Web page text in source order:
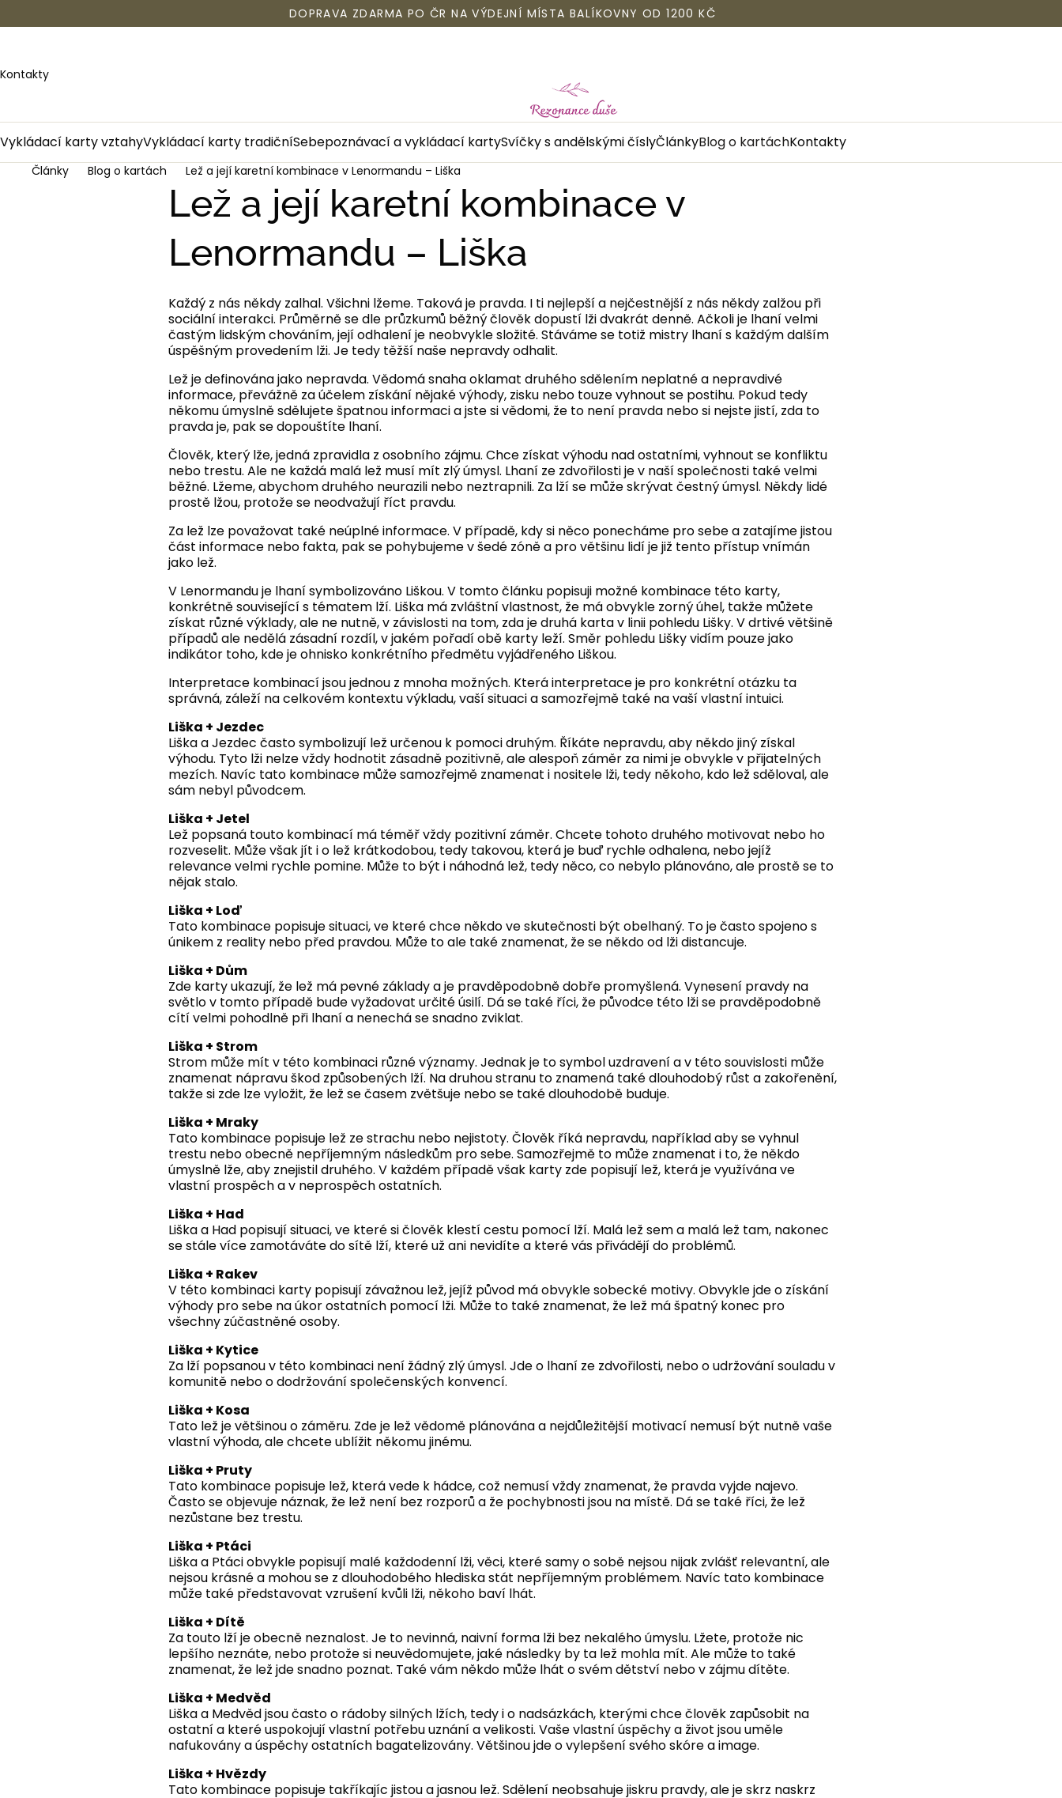
na
DOPRAVA ZDARMA PO ČR NA VÝDEJNÍ MÍSTA BALÍKOVNY OD 1200 KČ
Kontakty
Vykládací karty vztahyVykládací karty tradičníSebepoznávací a vykládací kartySvíčky s andělskými číslyČlánkyBlog o kartáchKontakty
Články Blog o kartách Lež a její karetní kombinace v Lenormandu – Liška
Lež a její karetní kombinace v
Lenormandu – Liška
Každý z nás někdy zalhal. Všichni lžeme. Taková je pravda. I ti nejlepší a nejčestnější z nás někdy zalžou při
sociální interakci. Průměrně se dle průzkumů běžný člověk dopustí lži dvakrát denně. Ačkoli je lhaní velmi
častým lidským chováním, její odhalení je neobvykle složité. Stáváme se totiž mistry lhaní s každým dalším
úspěšným provedením lži. Je tedy těžší naše nepravdy odhalit.
Lež je definována jako nepravda. Vědomá snaha oklamat druhého sdělením neplatné a nepravdivé
informace, převážně za účelem získání nějaké výhody, zisku nebo touze vyhnout se postihu. Pokud tedy
někomu úmyslně sdělujete špatnou informaci a jste si vědomi, že to není pravda nebo si nejste jistí, zda to
pravda je, pak se dopouštíte lhaní.
Člověk, který lže, jedná zpravidla z osobního zájmu. Chce získat výhodu nad ostatními, vyhnout se konfliktu
nebo trestu. Ale ne každá malá lež musí mít zlý úmysl. Lhaní ze zdvořilosti je v naší společnosti také velmi
běžné. Lžeme, abychom druhého neurazili nebo neztrapnili. Za lží se může skrývat čestný úmysl. Někdy lidé
prostě lžou, protože se neodvažují říct pravdu.
Za lež lze považovat také neúplné informace. V případě, kdy si něco ponecháme pro sebe a zatajíme jistou
část informace nebo fakta, pak se pohybujeme v šedé zóně a pro většinu lidí je již tento přístup vnímán
jako lež.
V Lenormandu je lhaní symbolizováno Liškou. V tomto článku popisuji možné kombinace této karty,
konkrétně související s tématem lží. Liška má zvláštní vlastnost, že má obvykle zorný úhel, takže můžete
získat různé výklady, ale ne nutně, v závislosti na tom, zda je druhá karta v linii pohledu Lišky. V drtivé většině
případů ale nedělá zásadní rozdíl, v jakém pořadí obě karty leží. Směr pohledu Lišky vidím pouze jako
indikátor toho, kde je ohnisko konkrétního předmětu vyjádřeného Liškou.
Interpretace kombinací jsou jednou z mnoha možných. Která interpretace je pro konkrétní otázku ta
správná, záleží na celkovém kontextu výkladu, vaší situaci a samozřejmě také na vaší vlastní intuici.
Liška + Jezdec
Liška a Jezdec často symbolizují lež určenou k pomoci druhým. Říkáte nepravdu, aby někdo jiný získal
výhodu. Tyto lži nelze vždy hodnotit zásadně pozitivně, ale alespoň záměr za nimi je obvykle v přijatelných
mezích. Navíc tato kombinace může samozřejmě znamenat i nositele lži, tedy někoho, kdo lež sděloval, ale
sám nebyl původcem.
Liška + Jetel
Lež popsaná touto kombinací má téměř vždy pozitivní záměr. Chcete tohoto druhého motivovat nebo ho
rozveselit. Může však jít i o lež krátkodobou, tedy takovou, která je buď rychle odhalena, nebo jejíž
relevance velmi rychle pomine. Může to být i náhodná lež, tedy něco, co nebylo plánováno, ale prostě se to
nějak stalo.
Liška + Loď
Tato kombinace popisuje situaci, ve které chce někdo ve skutečnosti být obelhaný. To je často spojeno s
únikem z reality nebo před pravdou. Může to ale také znamenat, že se někdo od lži distancuje.
Liška + Dům
Zde karty ukazují, že lež má pevné základy a je pravděpodobně dobře promyšlená. Vynesení pravdy na
světlo v tomto případě bude vyžadovat určité úsilí. Dá se také říci, že původce této lži se pravděpodobně
cítí velmi pohodlně při lhaní a nenechá se snadno zviklat.
Liška + Strom
Strom může mít v této kombinaci různé významy. Jednak je to symbol uzdravení a v této souvislosti může
znamenat nápravu škod způsobených lží. Na druhou stranu to znamená také dlouhodobý růst a zakořenění,
takže si zde lze vyložit, že lež se časem zvětšuje nebo se také dlouhodobě buduje.
Liška + Mraky
Tato kombinace popisuje lež ze strachu nebo nejistoty. Člověk říká nepravdu, například aby se vyhnul
trestu nebo obecně nepříjemným následkům pro sebe. Samozřejmě to může znamenat i to, že někdo
úmyslně lže, aby znejistil druhého. V každém případě však karty zde popisují lež, která je využívána ve
vlastní prospěch a v neprospěch ostatních.
Liška + Had
Liška a Had popisují situaci, ve které si člověk klestí cestu pomocí lží. Malá lež sem a malá lež tam, nakonec
se stále více zamotáváte do sítě lží, které už ani nevidíte a které vás přivádějí do problémů.
Liška + Rakev
V této kombinaci karty popisují závažnou lež, jejíž původ má obvykle sobecké motivy. Obvykle jde o získání
výhody pro sebe na úkor ostatních pomocí lži. Může to také znamenat, že lež má špatný konec pro
všechny zúčastněné osoby.
Liška + Kytice
Za lží popsanou v této kombinaci není žádný zlý úmysl. Jde o lhaní ze zdvořilosti, nebo o udržování souladu v
komunitě nebo o dodržování společenských konvencí.
Liška + Kosa
Tato lež je většinou o záměru. Zde je lež vědomě plánována a nejdůležitější motivací nemusí být nutně vaše
vlastní výhoda, ale chcete ublížit někomu jinému.
Liška + Pruty
Tato kombinace popisuje lež, která vede k hádce, což nemusí vždy znamenat, že pravda vyjde najevo.
Často se objevuje náznak, že lež není bez rozporů a že pochybnosti jsou na místě. Dá se také říci, že lež
nezůstane bez trestu.
Liška + Ptáci
Liška a Ptáci obvykle popisují malé každodenní lži, věci, které samy o sobě nejsou nijak zvlášť relevantní, ale
nejsou krásné a mohou se z dlouhodobého hlediska stát nepříjemným problémem. Navíc tato kombinace
může také představovat vzrušení kvůli lži, někoho baví lhát.
Liška + Dítě
Za touto lží je obecně neznalost. Je to nevinná, naivní forma lži bez nekalého úmyslu. Lžete, protože nic
lepšího neznáte, nebo protože si neuvědomujete, jaké následky by ta lež mohla mít. Ale může to také
znamenat, že lež jde snadno poznat. Také vám někdo může lhát o svém dětství nebo v zájmu dítěte.
Liška + Medvěd
Liška a Medvěd jsou často o rádoby silných lžích, tedy i o nadsázkách, kterými chce člověk zapůsobit na
ostatní a které uspokojují vlastní potřebu uznání a velikosti. Vaše vlastní úspěchy a život jsou uměle
nafukovány a úspěchy ostatních bagatelizovány. Většinou jde o vylepšení svého skóre a image.
Liška + Hvězdy
Tato kombinace popisuje takříkajíc jistou a jasnou lež. Sdělení neobsahuje jiskru pravdy, ale je skrz naskrz